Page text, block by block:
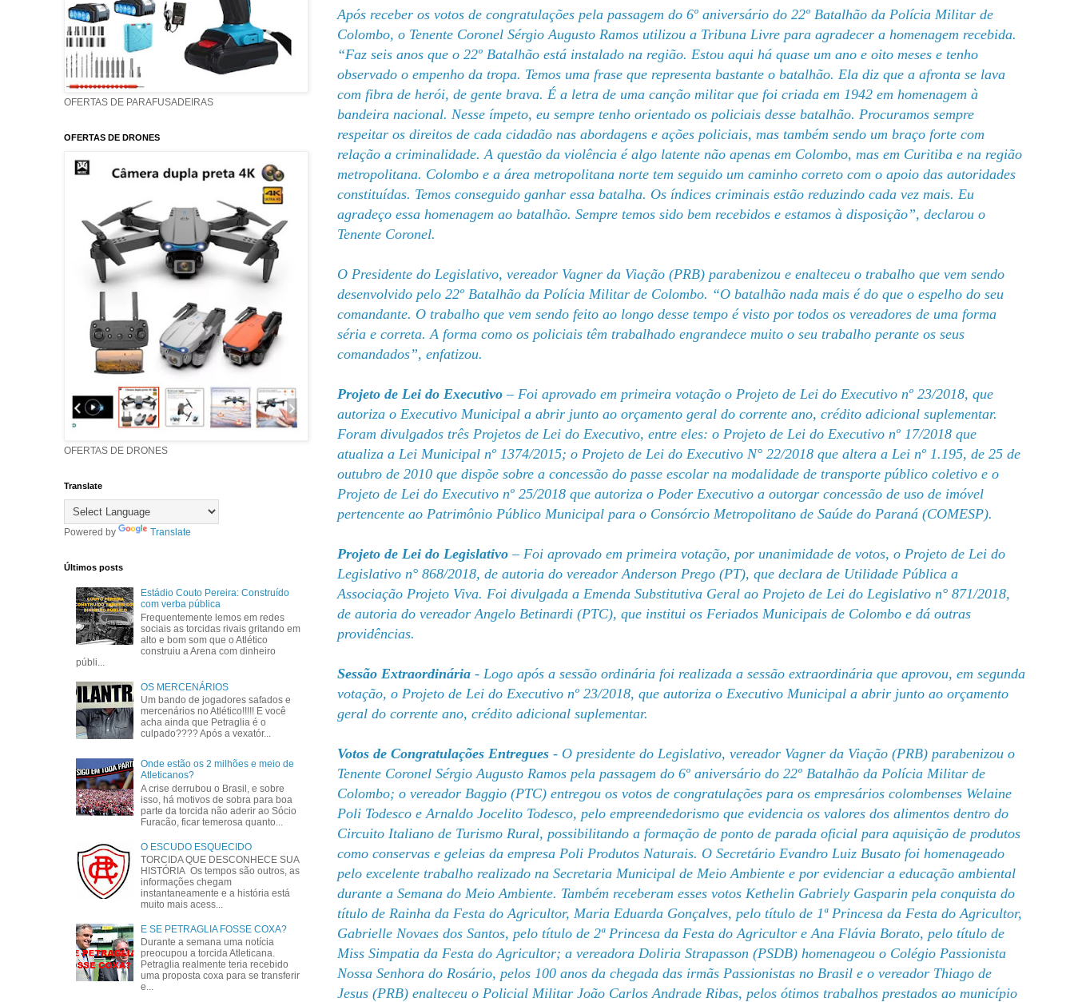
Após receber os votos de congratulações pela passagem do 6º aniversário do 22º Batalhão da Polícia Militar de
Colombo, o Tenente Coronel Sérgio Augusto Ramos utilizou a Tribuna Livre para agradecer a homenagem recebida.
“Faz seis anos que o 22º Batalhão está instalado na região. Estou aqui há quase um ano e oito meses e tenho
observado o empenho da tropa. Temos uma frase que representa bastante o batalhão. Ela diz que a afronta se lava
com fibra de herói, de gente brava. É a letra de uma canção militar que foi criada em 1942 em homenagem à
bandeira nacional. Nesse ímpeto, eu sempre tenho orientado os policiais desse batalhão. Procuramos sempre
respeitar os direitos de cada cidadão nas abordagens e ações policiais, mas também sendo um braço forte com
relação a criminalidade. A questão da violência é algo latente não apenas em Colombo, mas em Curitiba e na região
metropolitana. Colombo e a área metropolitana norte tem seguido um caminho correto com o apoio das autoridades
constituídas. Temos conseguido ganhar essa batalha. Os índices criminais estão reduzindo cada vez mais. Eu
agradeço essa homenagem ao batalhão. Sempre temos sido bem recebidos e estamos à disposição”, declarou o
Tenente Coronel.
O Presidente do Legislativo, vereador Vagner da Viação (PRB) parabenizou e enalteceu o trabalho que vem sendo
desenvolvido pelo 22º Batalhão da Polícia Militar de Colombo. “O batalhão nada mais é do que o espelho do seu
comandante. O trabalho que vem sendo feito ao longo desse tempo é visto por todos os vereadores de uma forma
séria e correta. A forma como os policiais têm trabalhado engrandece muito o seu trabalho perante os seus
comandados”, enfatizou.
Projeto de Lei do Executivo– Foi aprovado em primeira votação o Projeto de Lei do Executivo nº 23/2018, que
autoriza o Executivo Municipal a abrir junto ao orçamento geral do corrente ano, crédito adicional suplementar.
Foram divulgados três Projetos de Lei do Executivo, entre eles: o Projeto de Lei do Executivo nº 17/2018 que
atualiza a Lei Municipal nº 1374/2015; o Projeto de Lei do Executivo N° 22/2018 que altera a Lei nº 1.195, de 25 de
outubro de 2010 que dispõe sobre a concessão do passe escolar na modalidade de transporte público coletivo e o
Projeto de Lei do Executivo nº 25/2018 que autoriza o Poder Executivo a outorgar concessão de uso de imóvel
pertencente ao Patrimônio Público Municipal para o Consórcio Metropolitano de Saúde do Paraná (COMESP).
Projeto de Lei do Legislativo– Foi aprovado em primeira votação, por unanimidade de votos, o Projeto de Lei do
Legislativo n° 868/2018, de autoria do vereador Anderson Prego (PT), que declara de Utilidade Pública a
Associação Projeto Viva. Foi divulgada a Emenda Substitutiva Geral ao Projeto de Lei do Legislativo n° 871/2018,
de autoria do vereador Angelo Betinardi (PTC), que institui os Feriados Municipais de Colombo e dá outras
providências.
Sessão Extraordinária- Logo após a sessão ordinária foi realizada a sessão extraordinária que aprovou, em segunda
votação, o Projeto de Lei do Executivo nº 23/2018, que autoriza o Executivo Municipal a abrir junto ao orçamento
geral do corrente ano, crédito adicional suplementar.
Votos de Congratulações Entregues- O presidente do Legislativo, vereador Vagner da Viação (PRB) parabenizou o
Tenente Coronel Sérgio Augusto Ramos pela passagem do 6º aniversário do 22º Batalhão da Polícia Militar de
Colombo; o vereador Baggio (PTC) entregou os votos de congratulações para os empresários colombenses Welaine
Poli Todesco e Arnaldo Jocelito Todesco, pelo empreendedorismo que evidencia os valores dos alimentos dentro do
Circuito Italiano de Turismo Rural, possibilitando a formação de ponto de parada oficial para aquisição de produtos
como conservas e geleias da empresa Poli Produtos Naturais. O Secretário Evandro Luiz Busato foi homenageado
pelo excelente trabalho realizado na Secretaria Municipal de Meio Ambiente e por evidenciar a educação ambiental
durante a Semana do Meio Ambiente. Também receberam esses votos Kethelin Gabriely Gasparin pela conquista do
título de Rainha da Festa do Agricultor, Maria Eduarda Gonçalves, pelo título de 1ª Princesa da Festa do Agricultor,
Gabrielle Novaes dos Santos, pelo título de 2ª Princesa da Festa do Agricultor e Ana Flávia Borato, pelo título de
Miss Simpatia da Festa do Agricultor; a vereadora Doliria Strapasson (PSDB) homenageou o Colégio Passionista
Nossa Senhora do Rosário, pelos 100 anos da chegada das irmãs Passionistas no Brasil e o vereador Thiago de
Jesus (PRB) enalteceu o Policial Militar João Carlos Andrade Ribas, pelos ótimos trabalhos prestados ao município
OFERTAS DE PARAFUSADEIRAS
OFERTAS DE DRONES
OFERTAS DE DRONES
Translate
Powered by Translate
Últimos posts
Estádio Couto Pereira: Construído
com verba pública
Frequentemente lemos em redes
sociais as torcidas rivais gritando em
alto e bom som que o Atlético
construiu a Arena com dinheiro
públi...
OS MERCENÁRIOS
Um bando de jogadores safados e
mercenários no Atlético!!!!! E você
acha ainda que Petraglia é o
culpado???? Após a vexatór...
Onde estão os 2 milhões e meio de
Atleticanos?
A crise derrubou o Brasil, e sobre
isso, há motivos de sobra para boa
parte da torcida não aderir ao Sócio
Furacão, ficar temerosa quanto...
O ESCUDO ESQUECIDO
TORCIDA QUE DESCONHECE SUA
HISTÓRIA Os tempos são outros, as
informações chegam
instantaneamente e a história está
muito mais acess...
E SE PETRAGLIA FOSSE COXA?
Durante a semana uma notícia
preocupou a torcida Atleticana.
Petraglia realmente teria recebido
uma proposta coxa para se transferir
e...